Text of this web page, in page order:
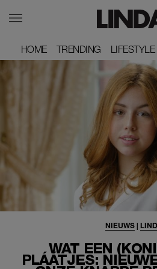
HOME
HOME TRENDING
TRENDING LIFESTYLE
LIFESTYLE
WAT EEN
PLÁÁTJES:
NIEUWS |